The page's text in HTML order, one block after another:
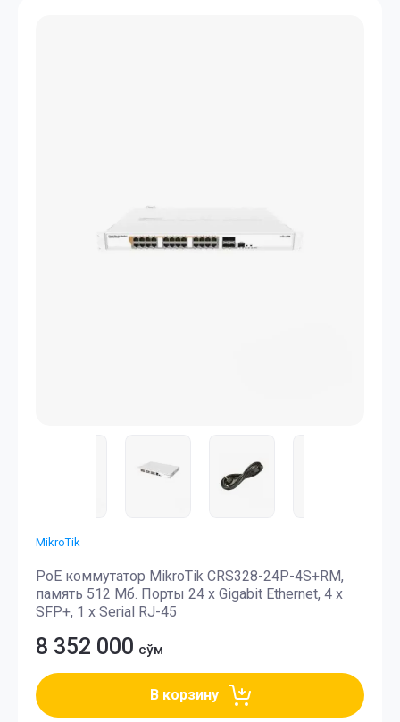
MikroTik
PoE коммутатор MikroTik CRS328-24P-4S+RM,
память 512 Мб. Порты 24 x Gigabit Ethernet, 4 x
SFP+, 1 x Serial RJ-45
8 352 000 сўм
В корзину